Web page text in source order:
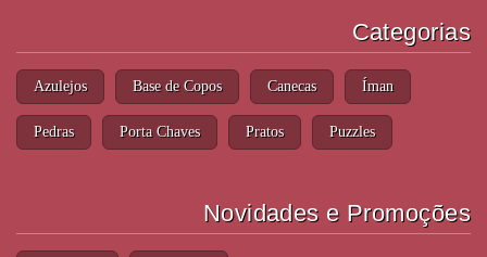
Categorias
Azulejos Base de Copos Canecas Íman
Pedras Porta Chaves Pratos Puzzles
Novidades e Promoções